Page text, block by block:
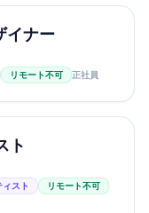
イナー
リモート不可 正社員
ト
スト
リモート不可